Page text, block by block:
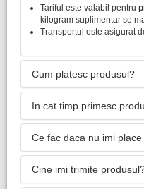
Tariful este valabil pentru
kilogram suplimentar se
Transportul este asigurat
Cum platesc produsul?
In cat timp primesc
Ce fac daca nu imi
Cine imi trimite